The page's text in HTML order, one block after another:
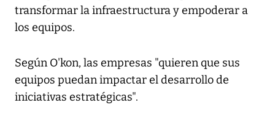
transformar la infraestructura y empoderar a
los equipos.
Según O'kon, las empresas "quieren que sus
equipos puedan impactar el desarrollo de
iniciativas estratégicas".